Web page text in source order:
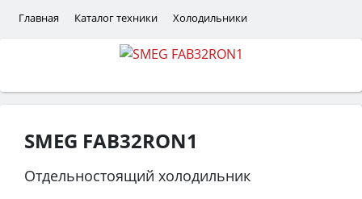
Главная Каталог техники Холодильники
SMEG FAB32RON1
Отдельностоящий холодильник